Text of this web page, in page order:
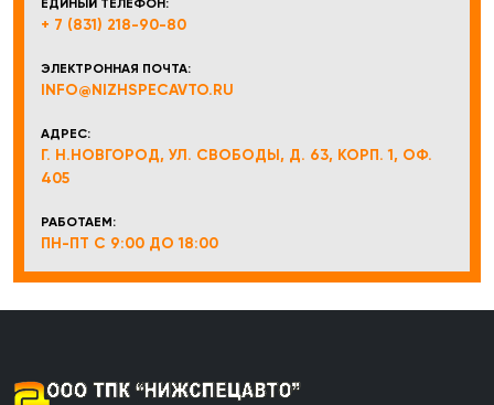
ЕДИНЫЙ ТЕЛЕФОН:
+ 7 (831) 218-90-80
ЭЛЕКТРОННАЯ ПОЧТА:
INFO@NIZHSPECAVTO.RU
АДРЕС:
Г. Н.НОВГОРОД, УЛ. СВОБОДЫ, Д. 63, КОРП. 1, ОФ.
405
РАБОТАЕМ:
ПН-ПТ С 9:00 ДО 18:00